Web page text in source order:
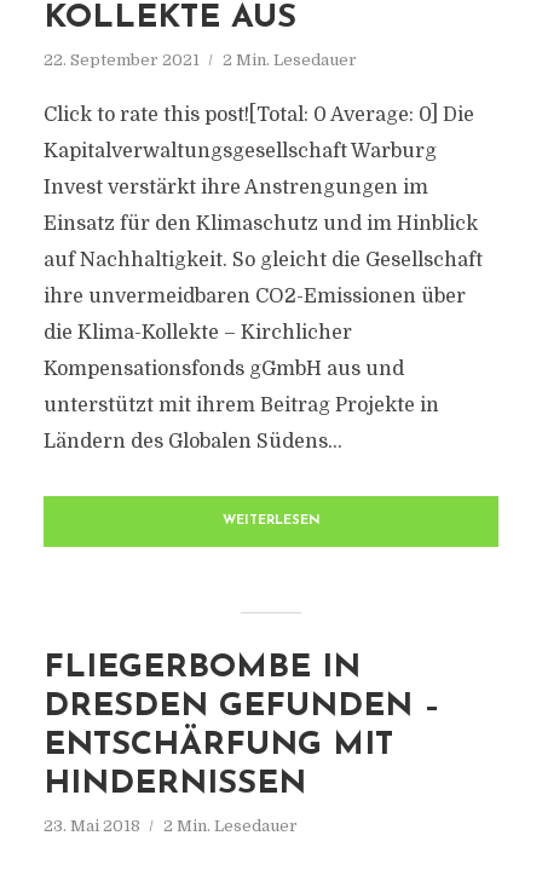
KOLLEKTE AUS
22. September 2021 2 Min. Lesedauer
Click to rate this post![Total: 0 Average: 0] Die
Kapitalverwaltungsgesellschaft Warburg
Invest verstärkt ihre Anstrengungen im
Einsatz für den Klimaschutz und im Hinblick
auf Nachhaltigkeit. So gleicht die Gesellschaft
ihre unvermeidbaren CO2-Emissionen über
die Klima-Kollekte – Kirchlicher
Kompensationsfonds gGmbH aus und
unterstützt mit ihrem Beitrag Projekte in
Ländern des Globalen Südens...
WEITERLESEN
FLIEGERBOMBE IN
DRESDEN GEFUNDEN –
ENTSCHÄRFUNG MIT
HINDERNISSEN
23. Mai 2018 2 Min. Lesedauer